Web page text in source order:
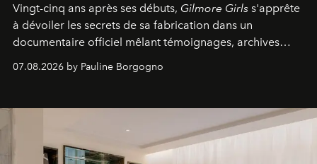
Vingt-cinq ans après ses débuts, Gilmore Girls s'apprête
à dévoiler les secrets de sa fabrication dans un
documentaire officiel mêlant témoignages, archives
générationnel.
07.08.2026 by Pauline Borgogno